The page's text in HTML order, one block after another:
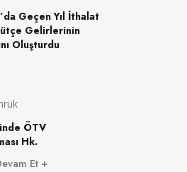
Geçen Yıl İthalat
Gelirlerinin
Oluşturdu
ÖTV
Hk.
Et